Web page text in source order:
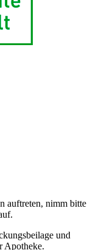
auftreten, nimm bitte
und
Apotheke.